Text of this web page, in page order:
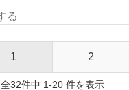
1 2
全32件中 1-20 件を表示